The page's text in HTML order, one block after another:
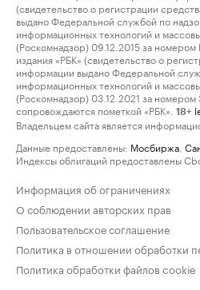
(свидетельство о регистрации
выдано Федеральной службой по
информационных технологий и
(Роскомнадзор) 09.12.2015 за
издания «РБК» (свидетельство о
информации выдано Федеральной
информационных технологий и
(Роскомнадзор) 03.12.2021 за
сопровождаются пометкой «РБК».
18+
Владельцем сайта является
Данные предоставлены: Мосбиржа
Индексы облигаций предоставлены
Информация об ограничениях
О соблюдении авторских прав
Пользовательское соглашение
Политика в отношении обработки
Политика обработки файлов cookie